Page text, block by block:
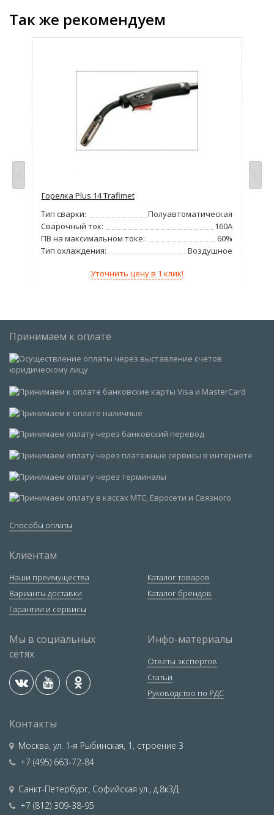
Так же рекомендуем
Горелка Plus 14 Trafimet
Тип сварки:
Полуавтоматическая
Сварочный ток:
160А
ПВ на максимальном токе:
60%
Тип охлаждения:
Воздушное
Уточнить цену в 1 клик!
Принимаем к оплате
Способы оплаты
Клиентам
Наши преимущества
Варианты доставки
Гарантии и сервисы
Каталог товаров
Каталог брендов
Мы в социальных
сетях
Инфо-материалы
Ответы экспертов
Статьи
Руководство по РДС
Контакты
Москва, ул. 1-я Рыбинская, 1, строение 3
+7 (495) 663-72-84
Санкт-Петербург, Софийская ул., д.8к3Д
+7 (812) 309-38-95